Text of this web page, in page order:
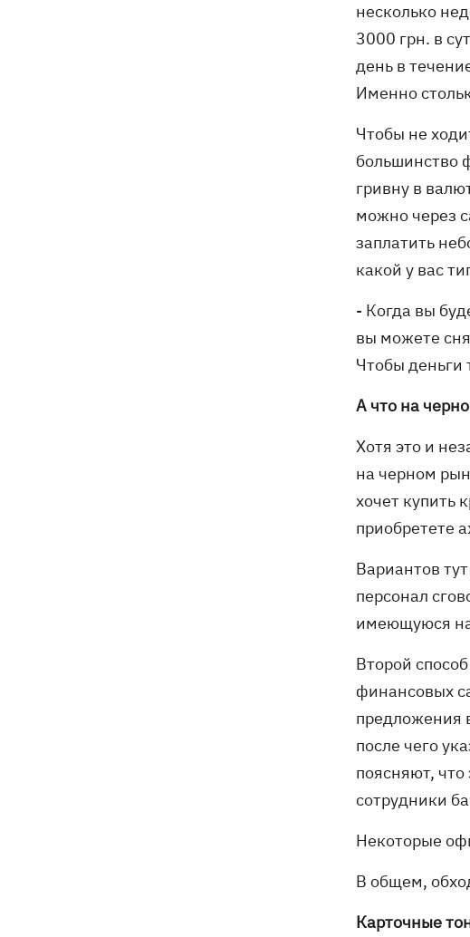
несколько
3000 грн. в
день в
Именно
Чтобы не
большинство
гривну в
можно через
заплатить
какой у вас
- Когда вы
вы можете
Чтобы деньги
А что на
Хотя это и
на черном
хочет купить
приобретете
Вариантов
персонал
имеющуюся
Второй
финансовых
предложения
после чего
поясняют,
сотрудники
Некоторые
В общем,
Карточные